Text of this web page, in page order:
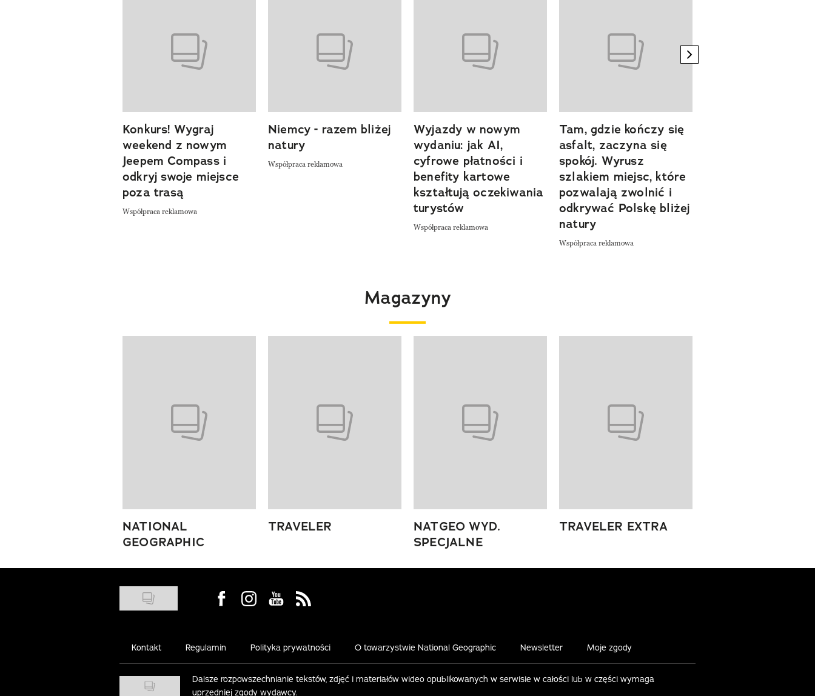
previous element
Konkurs! Wygraj
weekend z nowym
Jeepem Compass i
odkryj swoje miejsce
poza trasą
Współpraca reklamowa
Niemcy - razem bliżej
natury
Współpraca reklamowa
Wyjazdy w nowym
wydaniu: jak AI,
cyfrowe płatności i
benefity kartowe
kształtują oczekiwania
turystów
Współpraca reklamowa
Tam, gdzie kończy się
asfalt, zaczyna się
spokój. Wyrusz
szlakiem miejsc, które
pozwalają zwolnić i
odkrywać Polskę bliżej
natury
Współpraca reklamowa
next element
Magazyny
NATIONAL
GEOGRAPHIC
TRAVELER
NATGEO WYD.
SPECJALNE
TRAVELER EXTRA
Visit us on Facebook
Visit us on Instagram
Visit us on Youtube
Visit us on Rss
Kontakt Regulamin Polityka prywatności O towarzystwie National Geographic Newsletter Moje zgody
Dalsze rozpowszechnianie tekstów, zdjęć i materiałów wideo opublikowanych w serwisie w całości lub w części wymaga
uprzedniej zgody wydawcy.